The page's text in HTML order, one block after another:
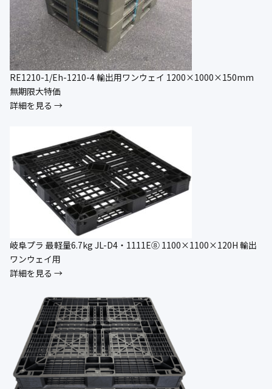
RE1210-1/Eh-1210-4 輸出用ワンウェイ 1200×1000×150mm
無期限大特価
詳細を見る →
岐阜プラ 最軽量6.7kg JL-D4・1111E⑧ 1100×1100×120H 輸出
ワンウェイ用
詳細を見る →